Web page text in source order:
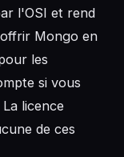
l'OSI et rend
Mongo en
les
si vous
licence
de ces